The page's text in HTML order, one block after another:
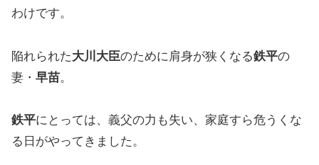
わけです。
陥れられた大川大臣のために肩身が狭くなる鉄平の
妻・ 早苗。
鉄平にとっては、義父の力も失い、家庭すら危うくな
る日がやってきました。